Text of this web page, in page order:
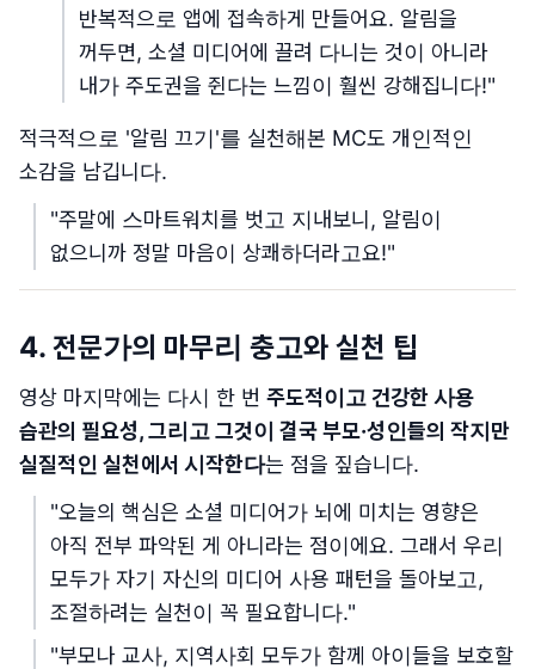
반복적으로 앱에 접속하게 만들어요. 알림을
꺼두면, 소셜 미디어에 끌려 다니는 것이 아니라
내가 주도권을 쥔다는 느낌이 훨씬 강해집니다!"
적극적으로 '알림 끄기'를 실천해본 MC도 개인적인
소감을 남깁니다.
"주말에 스마트워치를 벗고 지내보니, 알림이
없으니까 정말 마음이 상쾌하더라고요!"
4. 전문가의 마무리 충고와 실천 팁
영상 마지막에는 다시 한 번 주도적이고 건강한 사용
습관의 필요성, 그리고 그것이 결국 부모·성인들의 작지만
실질적인 실천에서 시작한다는 점을 짚습니다.
"오늘의 핵심은 소셜 미디어가 뇌에 미치는 영향은
아직 전부 파악된 게 아니라는 점이에요. 그래서 우리
모두가 자기 자신의 미디어 사용 패턴을 돌아보고,
조절하려는 실천이 꼭 필요합니다."
"부모나 교사, 지역사회 모두가 함께 아이들을 보호할